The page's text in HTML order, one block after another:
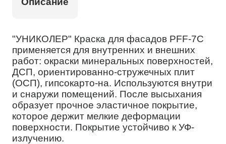
"УНИКОЛЕР" Краска для фасадов PFF-7С
применяется для внутренних и внешних
работ: окраски минеральных поверхностей,
ДСП, ориентированно-стружечных плит
(ОСП), гипсокарто-на. Используются внутри
и снаружи помещений. После высыхания
образует прочное эластичное покрытие,
которое держит мелкие деформации
поверхности. Покрытие устойчиво к УФ-
излучению.